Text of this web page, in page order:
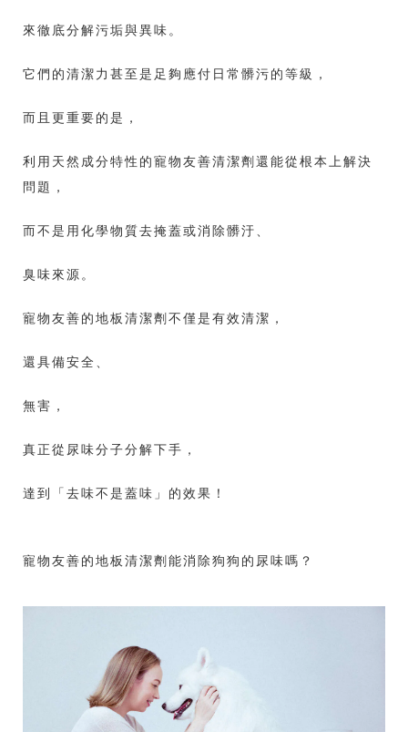
來徹底分解污垢與異味。
它們的清潔力甚至是足夠應付日常髒污的等級，
而且更重要的是，
利用天然成分特性的寵物友善清潔劑還能從根本上解決
問題，
而不是用化學物質去掩蓋或消除髒汙、
臭味來源。
寵物友善的地板清潔劑不僅是有效清潔，
還具備安全、
無害，
真正從尿味分子分解下手，
達到「去味不是蓋味」的效果！
寵物友善的地板清潔劑能消除狗狗的尿味嗎？